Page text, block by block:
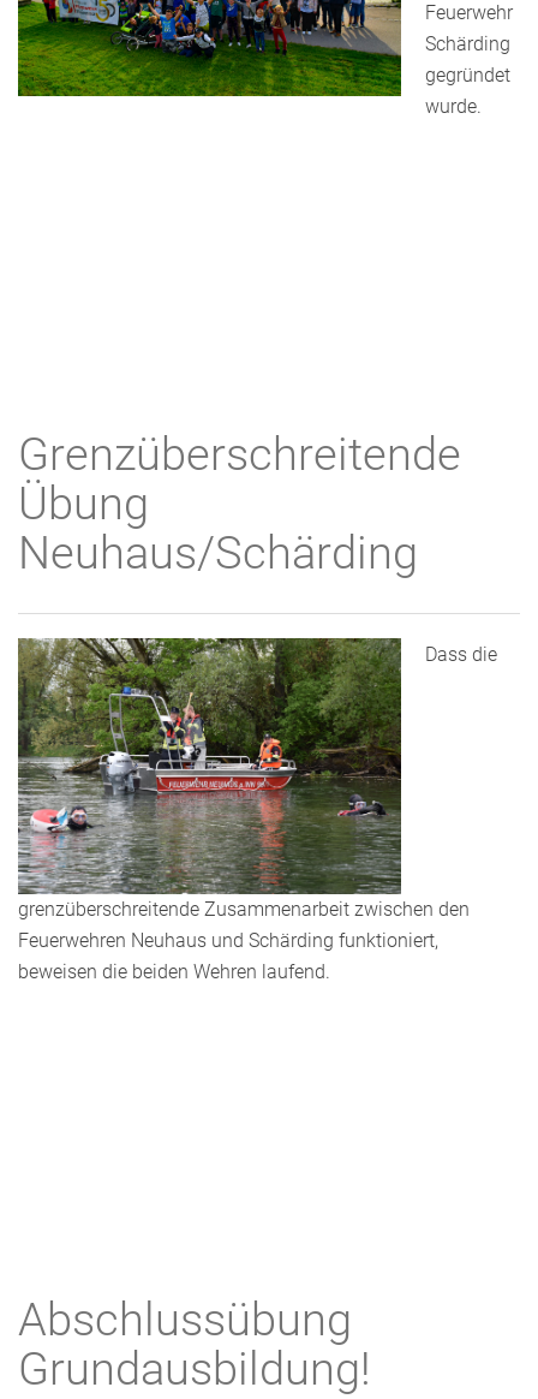
Feuerwehr
Schärding
gegründet
wurde.
Grenzüberschreitende
Übung
Neuhaus/Schärding
Dass die
grenzüberschreitende Zusammenarbeit zwischen den
Feuerwehren Neuhaus und Schärding funktioniert,
beweisen die beiden Wehren laufend.
Abschlussübung
Grundausbildung!